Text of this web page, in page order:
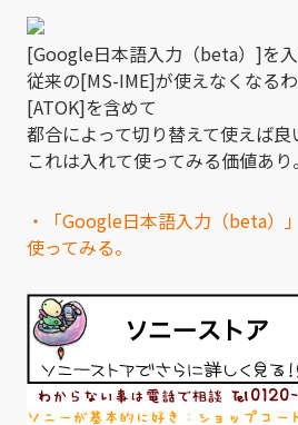
[Google日本語入力（beta）]を
従来の[MS-IME]が使えなくなる
[ATOK]を含めて
都合によって切り替えて使えば良
これは入れて使ってみる価値あり。
・「Google日本語入力（beta）
使ってみる。